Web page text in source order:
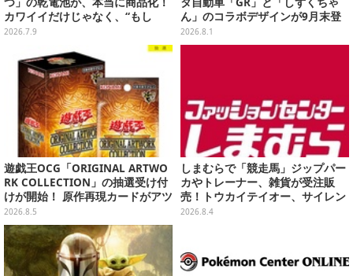
カワイイだけじゃなく、“もし
も”におススメな長持ち「エボル
2026.7.9
ん」のコラボデザインが9月末登
場！くま吉らも描かれた全4柄
2026.8.1
遊戯王OCG「ORIGINAL ARTWO
RK COLLECTION」の抽選受け付
けが開始！ 原作再現カードがアツ
いスペシャルパック
2026.8.5
しまむらで「競走馬」ジップパー
カやトレーナー、雑貨が受注販
売！トウカイテイオー、サイレン
ススズカなど名馬5頭をデザイン
2026.8.4